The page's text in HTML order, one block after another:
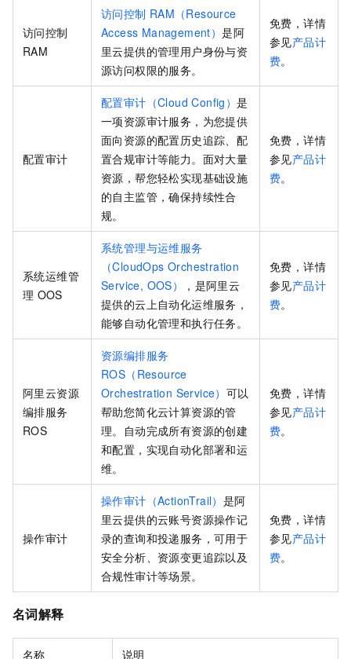
访问控制
RAM
访问控制 RAM（Resource
Access Management）是阿
里云提供的管理用户身份与资
源访问权限的服务。
免费，详情
参见产品计
费。
配置审计
配置审计（Cloud Config）是
一项资源审计服务，为您提供
面向资源的配置历史追踪、配
置合规审计等能力。面对大量
资源，帮您轻松实现基础设施
的自主监管，确保持续性合
规。
免费，详情
参见产品计
费。
系统运维管
理 OOS
系统管理与运维服务
（CloudOps Orchestration
Service, OOS）
，是阿里云
提供的云上自动化运维服务，
能够自动化管理和执行任务。
免费，详情
参见产品计
费。
阿里云资源
编排服务
ROS
资源编排服务
ROS（Resource
Orchestration Service） 可以
帮助您简化云计算资源的管
理。自动完成所有资源的创建
和配置，实现自动化部署和运
维。
免费，详情
参见产品计
费。
操作审计
操作审计（ActionTrail） 是阿
里云提供的云账号资源操作记
录的查询和投递服务，可用于
安全分析、资源变更追踪以及
合规性审计等场景。
免费，详情
参见产品计
费。
名词解释
名称 说明